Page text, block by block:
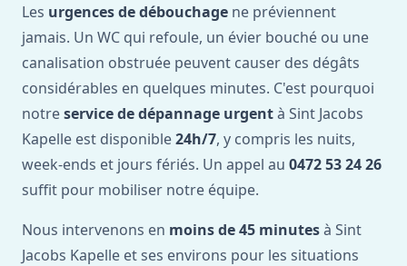
Les urgences de débouchage ne préviennent
jamais. Un WC qui refoule, un évier bouché ou une
canalisation obstruée peuvent causer des dégâts
considérables en quelques minutes. C'est pourquoi
notreservice de dépannage urgentà Sint Jacobs
Kapelle est disponible24h/7, y compris les nuits,
week-ends et jours fériés. Un appel au 0472 53 24 26
suffit pour mobiliser notre équipe.
Nous intervenons en moins de 45 minutesà Sint
Jacobs Kapelle et ses environs pour les situations